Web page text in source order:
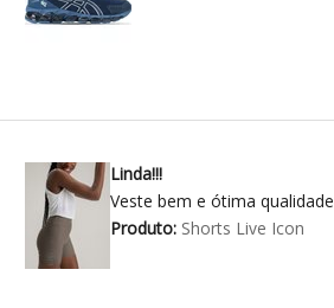
Linda!!!
Veste bem e ótima
Produto:Shorts Live Icon